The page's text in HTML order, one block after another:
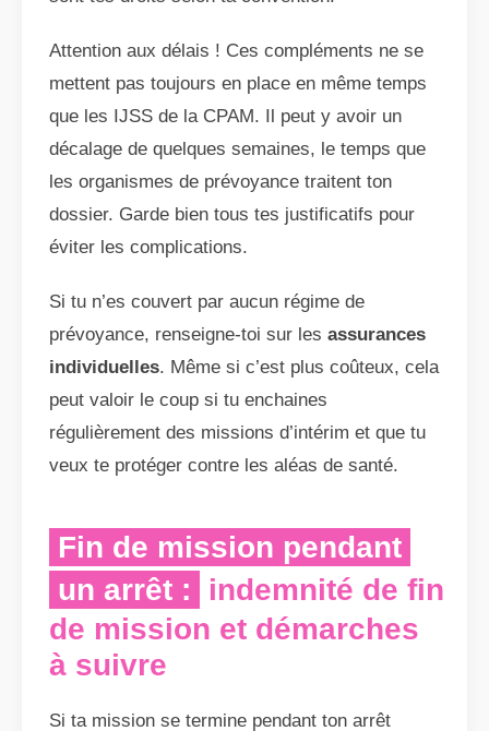
Attention aux délais ! Ces compléments ne se
mettent pas toujours en place en même temps
que les IJSS de la CPAM. Il peut y avoir un
décalage de quelques semaines, le temps que
les organismes de prévoyance traitent ton
dossier. Garde bien tous tes justificatifs pour
éviter les complications.
Si tu n’es couvert par aucun régime de
prévoyance, renseigne-toi sur les assurances
individuelles. Même si c’est plus coûteux, cela
peut valoir le coup si tu enchaines
régulièrement des missions d’intérim et que tu
veux te protéger contre les aléas de santé.
Fin de mission pendant
un arrêt :
indemnité de fin
de mission et démarches
à suivre
Si ta mission se termine pendant ton arrêt